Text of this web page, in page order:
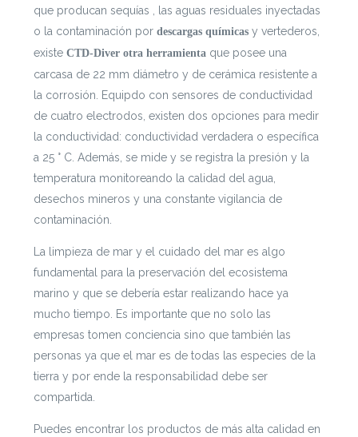
que producan sequías , las aguas residuales inyectadas
o la contaminación por descargas químicasy vertederos,
existe CTD-Diver otra herramienta que posee una
carcasa de 22 mm diámetro y de cerámica resistente a
la corrosión. Equipdo con sensores de conductividad
de cuatro electrodos, existen dos opciones para medir
la conductividad: conductividad verdadera o específica
a 25 ° C. Además, se mide y se registra la presión y la
temperatura monitoreando la calidad del agua,
desechos mineros y una constante vigilancia de
contaminación.
La limpieza de mar y el cuidado del mar es algo
fundamental para la preservación del ecosistema
marino y que se debería estar realizando hace ya
mucho tiempo. Es importante que no solo las
empresas tomen conciencia sino que también las
personas ya que el mar es de todas las especies de la
tierra y por ende la responsabilidad debe ser
compartida.
Puedes encontrar los productos de más alta calidad en